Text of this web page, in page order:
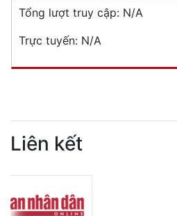
Tổng lượt truy cập: N/A
Trực tuyến: N/A
Liên kết